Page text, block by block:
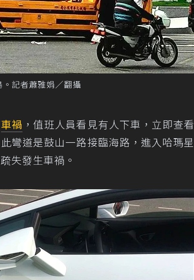
記者蕭雅娟／翻攝
車禍 ，值班人員看見有人下車，立即查看
彎道是鼓山一路接臨海路，進入哈瑪星
失發生車禍。